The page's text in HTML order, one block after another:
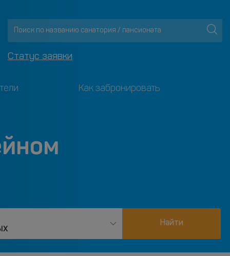
Статус заявки
Как забронировать
Найти